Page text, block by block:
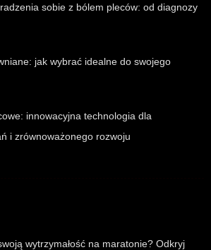
sobie z bólem pleców: od diagnozy
jak wybrać idealne do swojego
innowacyjna technologia dla
i zrównoważonego rozwoju
wytrzymałość na maratonie? Odkryj